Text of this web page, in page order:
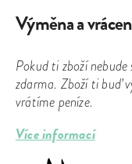
Výměna a
Pokud ti zboží
zdarma. Zboží ti buď
vrátíme peníze.
Více informací